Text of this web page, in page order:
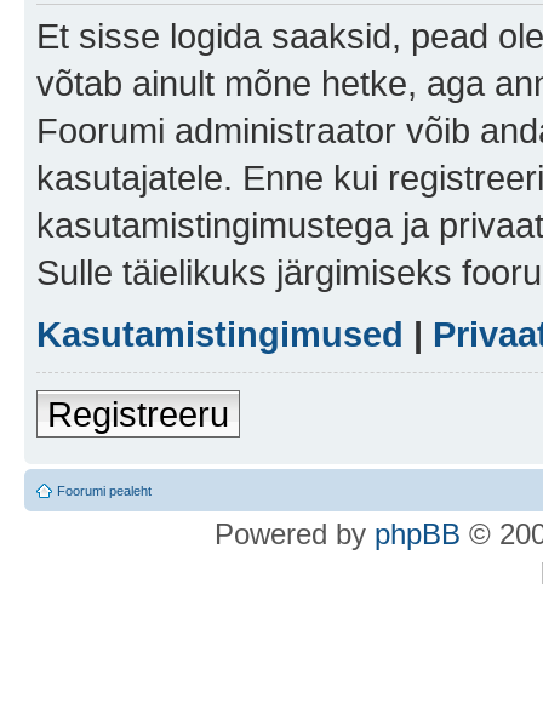
Et sisse logida saaksid, pead
võtab ainult mõne hetke, aga
Foorumi administraator võib
kasutajatele. Enne kui
kasutamistingimustega ja
Sulle täielikuks järgimiseks
Kasutamistingimused |
Registreeru
Foorumi pealeht
Powered by phpBB ©